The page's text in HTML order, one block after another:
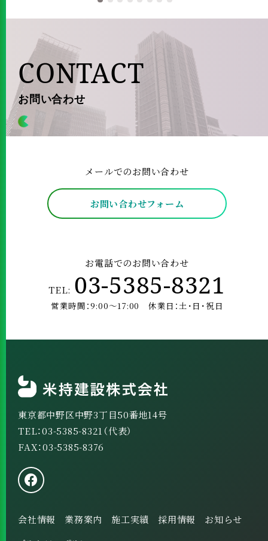
CONTACT
お問い合わせ
メールでのお問い合わせ
お問い合わせフォーム
お電話でのお問い合わせ
TEL: 03-5385-8321
営業時間：9:00～17:00 休業日：土･日･祝日
東京都中野区中野3丁目50番地14号
TEL：03-5385-8321（代表）
FAX：03-5385-8376
会社情報 業務案内 施工実績 採用情報 お知らせ